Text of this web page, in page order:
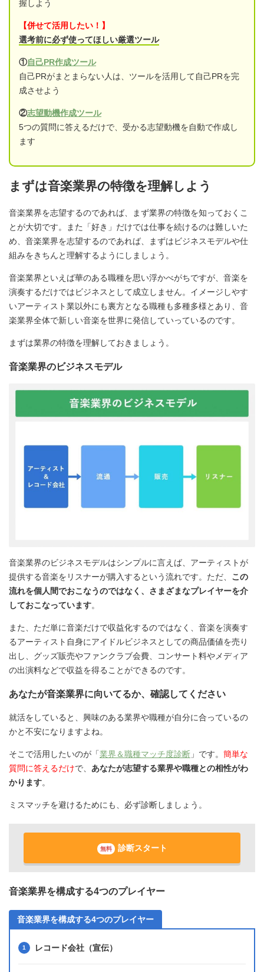
握しよう
【併せて活用したい！】
選考前に必ず使ってほしい厳選ツール
①自己PR作成ツール
自己PRがまとまらない人は、ツールを活用して自己PRを完
成させよう
②志望動機作成ツール
5つの質問に答えるだけで、受かる志望動機を自動で作成し
ます
まずは音楽業界の特徴を理解しよう
音楽業界を志望するのであれば、まず業界の特徴を知っておくこ
とが大切です。また「好き」だけでは仕事を続けるのは難しいた
め、音楽業界を志望するのであれば、まずはビジネスモデルや仕
組みをきちんと理解するようにしましょう。
音楽業界といえば華のある職種を思い浮かべがちですが、音楽を
演奏するだけではビジネスとして成立しません。イメージしやす
いアーティスト業以外にも裏方となる職種も多種多様とあり、音
楽業界全体で新しい音楽を世界に発信していっているのです。
まずは業界の特徴を理解しておきましょう。
音楽業界のビジネスモデル
音楽業界のビジネスモデルはシンプルに言えば、アーティストが
提供する音楽をリスナーが購入するという流れです。ただ、 この
流れを個人間でおこなうのではなく、さまざまなプレイヤーを介
しておこなっています。
また、ただ単に音楽だけで収益化するのではなく、音楽を演奏す
るアーティスト自身にアイドルビジネスとしての商品価値を売り
出し、グッズ販売やファンクラブ会費、コンサート料やメディア
の出演料などで収益を得ることができるのです。
あなたが音楽業界に向いてるか、確認してください
就活をしていると、興味のある業界や職種が自分に合っているの
かと不安になりますよね。
そこで活用したいのが「業界＆職種マッチ度診断 」です。 簡単な
質問に答えるだけで、 あなたが志望する業界や職種との相性がわ
かります。
ミスマッチを避けるためにも、必ず診断しましょう。
無料 診断スタート
音楽業界を構成する4つのプレイヤー
音楽業界を構成する4つのプレイヤー
レコード会社（宣伝）